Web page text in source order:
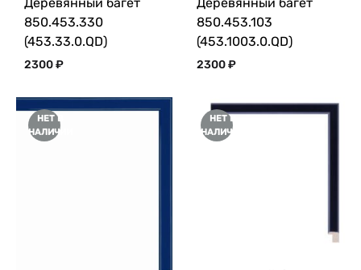
850.453.330
(453.33.0.QD)
2300₽
850.453.103
(453.1003.0.QD)
2300₽
НЕТ В
НАЛИЧИИ
НЕТ В
НАЛИЧИИ